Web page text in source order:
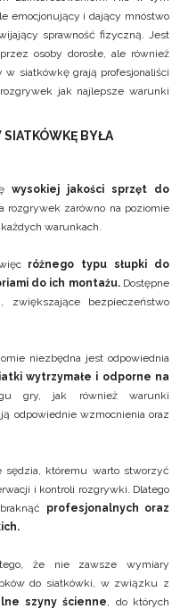
emocjonujący i dający mnóstwo
sprawność fizyczną. Jest
osoby dorosłe, ale również
siatkówkę grają profesjonaliści
jak najlepsze warunki
BYŁA
wysokiej jakości sprzęt do
rozgrywek zarówno na poziomie
warunkach.
różnego typu słupki do
do ich montażu.Dostępne
, zwiększające bezpieczeństwo
niezbędna jest odpowiednia
wytrzymałe i odporne na
gry, jak również warunki
odpowiednie wzmocnienia oraz
któremu warto stworzyć
i kontroli rozgrywki. Dlatego
profesjonalnych oraz
że nie zawsze wymiary
do siatkówki, w związku z
szyny ścienne, do których